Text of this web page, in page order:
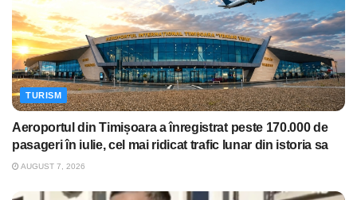
TURISM
Aeroportul din Timișoara a înregistrat peste 170.000 de
pasageri în iulie, cel mai ridicat trafic lunar din istoria sa
AUGUST 7, 2026